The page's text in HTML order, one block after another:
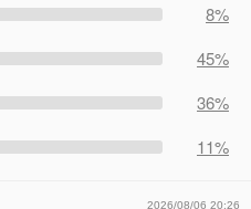
8%
45%
36%
11%
2026/08/06 20:26